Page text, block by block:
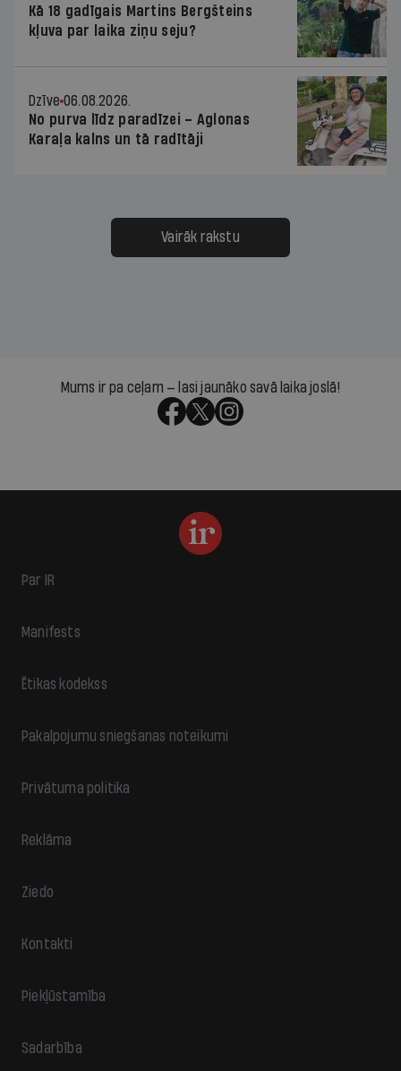
Kā 18 gadīgais Martins Bergšteins
kļuva par laika ziņu seju?
Dzīve 06.08.2026.
No purva līdz paradīzei – Aglonas
Karaļa kalns un tā radītāji
Vairāk rakstu
Mums ir pa ceļam — lasi jaunāko savā laika joslā!
Par IR
Manifests
Ētikas kodekss
Pakalpojumu sniegšanas noteikumi
Privātuma politika
Reklāma
Ziedo
Kontakti
Piekļūstamība
Sadarbība